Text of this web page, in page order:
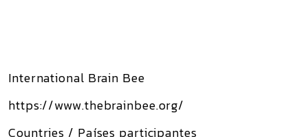
International Brain Bee
https://www.thebrainbee.org/
Countries / Países participantes